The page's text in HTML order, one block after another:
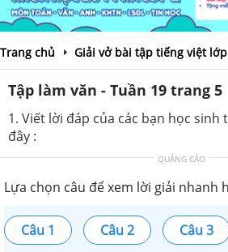
Trang chủ Giải vở bài tập tiếng việt
Tập làm văn - Tuần 19 trang 5
1. Viết lời đáp của các bạn học
đây :
QUẢNG CÁO
Lựa chọn câu để xem lời giải nhanh
Câu 1 Câu 2 Câu 3